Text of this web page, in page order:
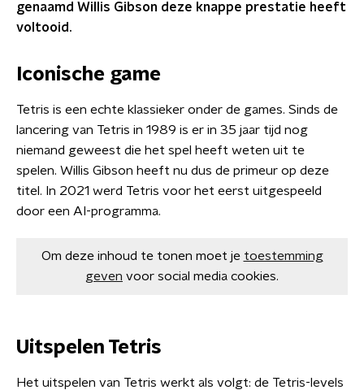
genaamd Willis Gibson deze knappe prestatie heeft
voltooid.
Iconische game
Tetris is een echte klassieker onder de games. Sinds de
lancering van Tetris in 1989 is er in 35 jaar tijd nog
niemand geweest die het spel heeft weten uit te
spelen. Willis Gibson heeft nu dus de primeur op deze
titel. In 2021 werd Tetris voor het eerst uitgespeeld
door een AI-programma.
Om deze inhoud te tonen moet je toestemming
geven voor social media cookies.
Uitspelen Tetris
Het uitspelen van Tetris werkt als volgt: de Tetris-levels